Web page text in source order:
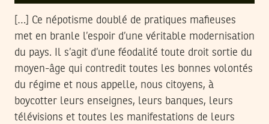
[…] Ce népotisme doublé de pratiques mafieuses
met en branle l’espoir d’une véritable modernisation
du pays. Il s’agit d’une féodalité toute droit sortie du
moyen-âge qui contredit toutes les bonnes volontés
du régime et nous appelle, nous citoyens, à
boycotter leurs enseignes, leurs banques, leurs
télévisions et toutes les manifestations de leurs